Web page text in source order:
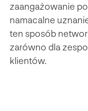
zaangażowanie
namacalne
ten sposób
zarówno dla
klientów.